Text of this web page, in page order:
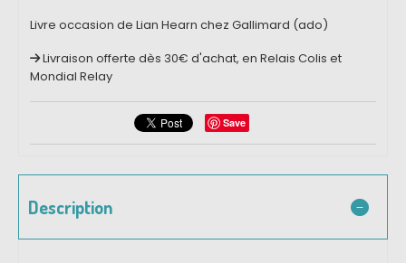
Livre occasion de Lian Hearn chez Gallimard (ado)
Livraison offerte dès 30€ d'achat, en Relais Colis et
Mondial Relay
Save
Description